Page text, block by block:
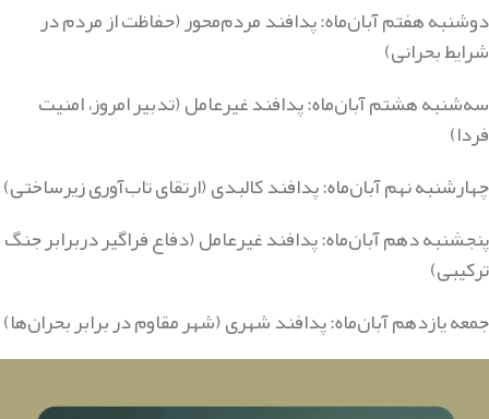
دوشنبه هفتم آبان‌ماه: ‌پدافند مردم‌محور (حفاظت از مردم در
شرایط بحرانی)
سه‌شنبه هشتم آبان‌ماه: پدافند غیرعامل (تدبیر امروز، امنیت
فردا)
چهارشنبه نهم آبان‌ماه: پدافند کالبدی (ارتقای تاب‌آوری زیرساختی)
پنجشنبه دهم آبان‌ماه: پدافند غیرعامل (دفاع فراگیر دربرابر جنگ
ترکیبی)
جمعه یازدهم آبان‌ماه: پدافند شهری (شهر مقاوم در برابر بحران‌ها)